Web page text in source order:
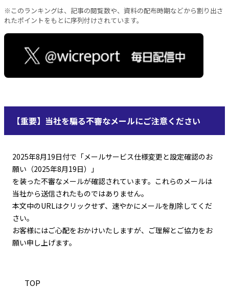
※このランキングは、記事の閲覧数や、資料の配布時期などから割り出さ
れたポイントをもとに序列付けされています。
【重要】当社を騙る不審なメールにご注意ください
2025年8月19日付で「メールサービス仕様変更と設定確認のお
願い（2025年8月19日）」
を装った不審なメールが確認されています。これらのメールは
当社から送信されたものではありません。
本文中のURLはクリックせず、速やかにメールを削除してくだ
さい。
お客様にはご心配をおかけいたしますが、ご理解とご協力をお
願い申し上げます。
TOP